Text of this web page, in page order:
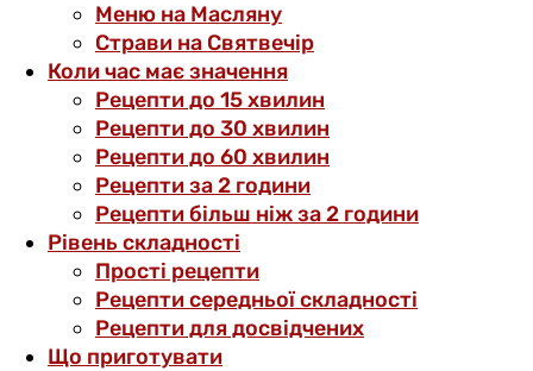
Меню на Масляну
Страви на Святвечір
Коли час має значення
Рецепти до 15 хвилин
Рецепти до 30 хвилин
Рецепти до 60 хвилин
Рецепти за 2 години
Рецепти більш ніж за 2 години
Рівень складності
Прості рецепти
Рецепти середньої складності
Рецепти для досвідчених
Що приготувати